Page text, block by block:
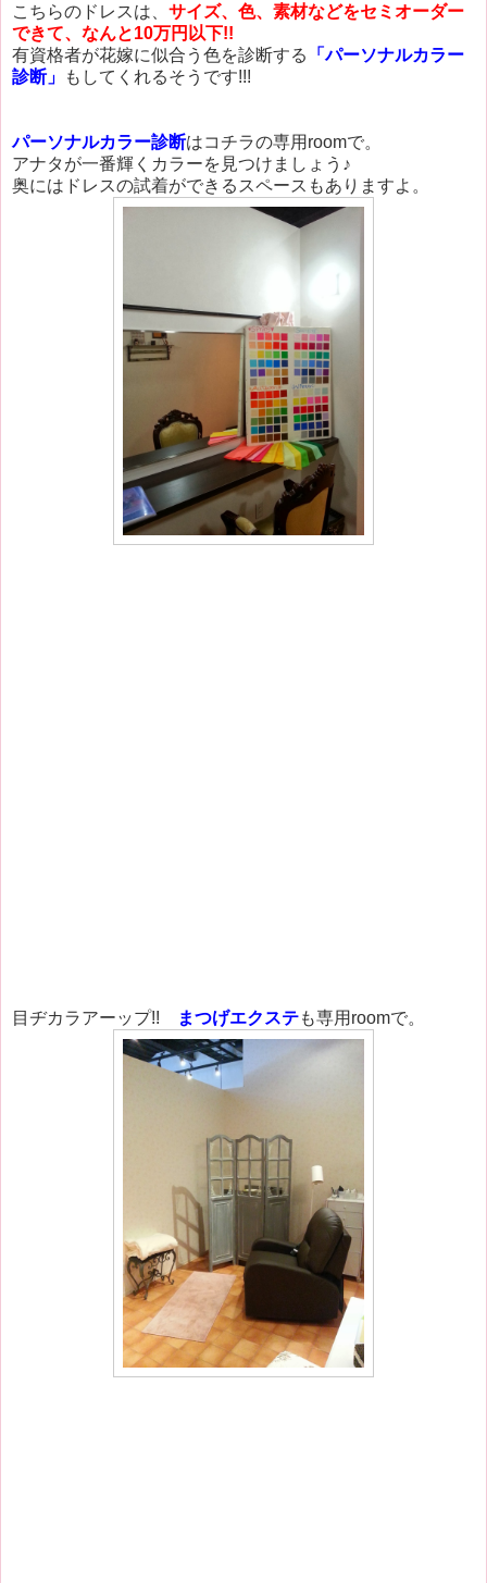
こちらのドレスは、 サイズ、色、素材などをセミオーダー
できて、なんと10万円以下!!
有資格者が花嫁に似合う色を診断する
「パーソナルカラー
診断」
もしてくれるそうです!!!
パーソナルカラー診断はコチラの専用roomで。
アナタが一番輝くカラーを見つけましょう♪
奥にはドレスの試着ができるスペースもありますよ。
目ヂカラアーップ!! まつげエクステも専用roomで。